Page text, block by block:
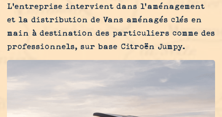
L'entreprise intervient dans l’aménagement
et la distribution de Vans aménagés clés en
main à destination des particuliers comme des
professionnels, sur base Citroën Jumpy.